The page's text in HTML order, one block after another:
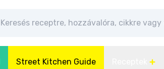
Street Kitchen Guide